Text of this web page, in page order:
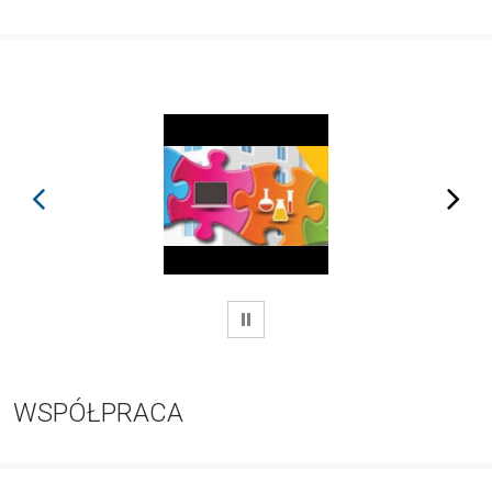
prev next
WSTRZYMAJ
WSPÓŁPRACA